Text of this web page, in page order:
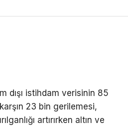
dışı istihdam verisinin 85
23 bin gerilemesi,
artırırken altın ve